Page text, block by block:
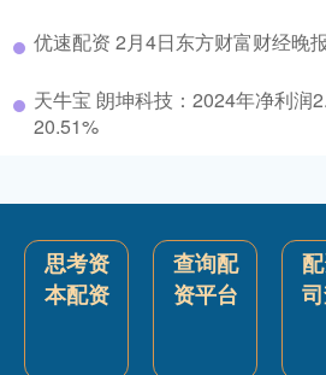
优速配资 2月4日东方财富财经晚
天牛宝 朗坤科技：2024年净利润
20.51%
思考资
本配资
查询配
资平台